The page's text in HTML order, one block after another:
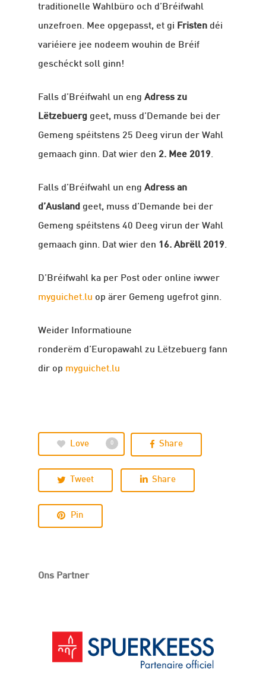
traditionelle Wahlbüro och d’Bréifwahl
unzefroen. Mee opgepasst, et gi Fristen déi
variéiere jee nodeem wouhin de Bréif
geschéckt soll ginn!
Falls d’Bréifwahl un eng Adress zu
Lëtzebuerg geet, muss d’Demande bei der
Gemeng spéitstens 25 Deeg virun der Wahl
gemaach ginn. Dat wier den 2. Mee 2019.
Falls d’Bréifwahl un eng Adress an
d’Ausland geet, muss d’Demande bei der
Gemeng spéitstens 40 Deeg virun der Wahl
gemaach ginn. Dat wier den 16. Abrëll 2019.
D’Bréifwahl ka per Post oder online iwwer
myguichet.lu op ärer Gemeng ugefrot ginn.
Weider Informatioune
ronderëm d’Europawahl zu Lëtzebuerg fann
dir op myguichet.lu
Love 0 Share
Tweet Share
Pin
Ons Partner